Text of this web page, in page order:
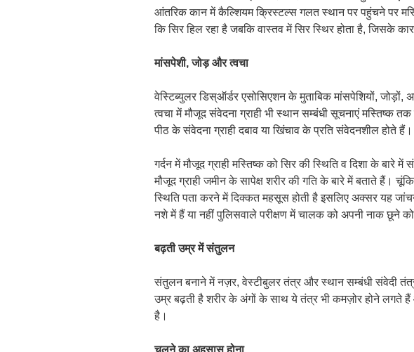
आंतरिक कान में कैल्शियम क्रिस्टल्स गलत स्थान पर पहुंचने पर
कि सिर हिल रहा है जबकि वास्तव में सिर स्थिर होता है, जिसके
मांसपेशी,जोड़ और त्वचा
वेस्टिब्युलर डिस्ऑर्डर एसोसिएशन के मुताबिक मांसपेशियों,
त्वचा में मौजूद संवेदना ग्राही भी स्थान सम्बंधी सूचनाएं मस्तिष्क
पीठ के संवेदना ग्राही दबाव या खिंचाव के प्रति संवेदनशील होते हैं।
गर्दन में मौजूद ग्राही मस्तिष्क को सिर की स्थिति व दिशा के बारे
मौजूद ग्राही जमीन के सापेक्ष शरीर की गति के बारे में बताते हैं।
स्थिति पता करने में दिक्कत महसूस होती है इसलिए अक्सर यह
नशे में हैं या नहीं पुलिसवाले परीक्षण में चालक को अपनी नाक छूने
बढ़ती उम्र में संतुलन
संतुलन बनाने में नज़र, वेस्टीबुलर तंत्र और स्थान सम्बंधी संवेदी
उम्र बढ़ती है शरीर के अंगों के साथ ये तंत्र भी कमज़ोर होने लगते हैं
है।